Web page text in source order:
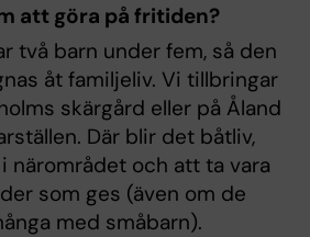
att göra på fritiden?
två barn under fem, så den
åt familjeliv. Vi tillbringar
skärgård eller på Åland
Där blir det båtliv,
närområdet och att ta vara
som ges (även om de
med småbarn).